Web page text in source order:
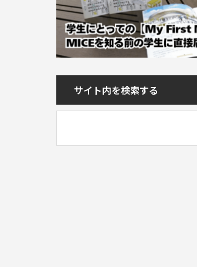
サイト内を検索する